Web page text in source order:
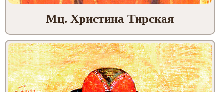
Мц. Христина Тирская